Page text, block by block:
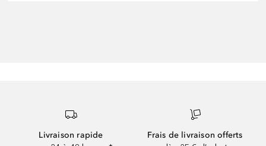
Livraison rapide
Frais de livraison offerts